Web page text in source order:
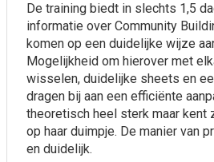
De training biedt in slechts 1,5
informatie over Community
komen op een duidelijke wijze
Mogelijkheid om hierover met
wisselen, duidelijke sheets en
dragen bij aan een efficiënte
theoretisch heel sterk maar kent
op haar duimpje. De manier van
en duidelijk.